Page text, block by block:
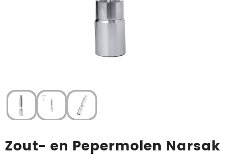
Verzorging & welness
Sinterklaas artikelen
Wijn, bier en proeverij
Zomerpakketten
Zout- en Pepermolen Narsak